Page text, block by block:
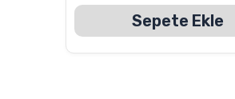
Sepete Ekle